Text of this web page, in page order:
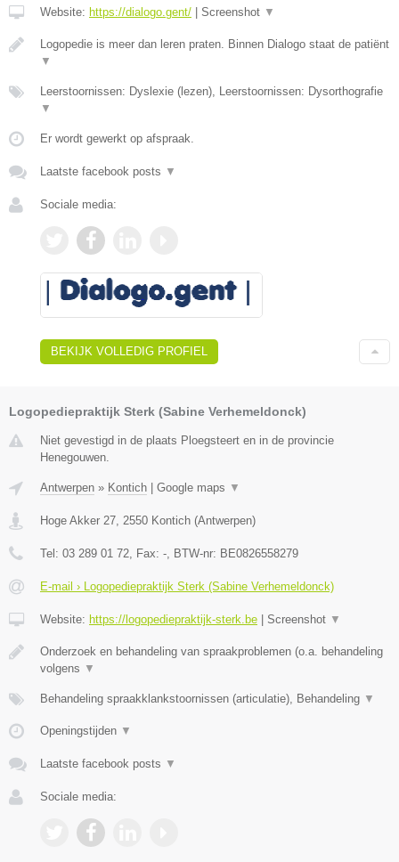
Website: https://dialogo.gent/ Screenshot ▼
Logopedie is meer dan leren praten. Binnen Dialogo staat de patiënt
▼
Leerstoornissen: Dyslexie (lezen), Leerstoornissen: Dysorthografie
▼
Er wordt gewerkt op afspraak.
Laatste facebook posts ▼
Sociale media:
BEKIJK VOLLEDIG PROFIEL
Logopediepraktijk Sterk (Sabine Verhemeldonck)
Niet gevestigd in de plaats Ploegsteert en in de provincie
Henegouwen.
Antwerpen » Kontich Google maps ▼
Hoge Akker 27 2550 Kontich (Antwerpen)
Tel: 03 289 01 72 , Fax: - , BTW-nr: BE0826558279
E-mail › Logopediepraktijk Sterk (Sabine Verhemeldonck)
Website: https://logopediepraktijk-sterk.be Screenshot ▼
Onderzoek en behandeling van spraakproblemen (o.a. behandeling
volgens ▼
Behandeling spraakklankstoornissen (articulatie), Behandeling ▼
Openingstijden ▼
Laatste facebook posts ▼
Sociale media: